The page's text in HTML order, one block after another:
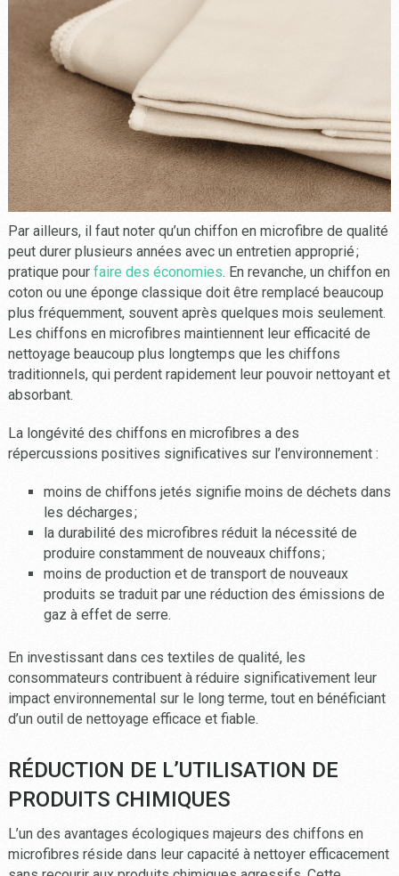
Par ailleurs, il faut noter qu’un chiffon en microfibre de qualité
peut durer plusieurs années avec un entretien approprié ;
pratique pour faire des économies. En revanche, un chiffon en
coton ou une éponge classique doit être remplacé beaucoup
plus fréquemment, souvent après quelques mois seulement.
Les chiffons en microfibres maintiennent leur efficacité de
nettoyage beaucoup plus longtemps que les chiffons
traditionnels, qui perdent rapidement leur pouvoir nettoyant et
absorbant.
La longévité des chiffons en microfibres a des
répercussions positives significatives sur l’environnement :
moins de chiffons jetés signifie moins de déchets dans
les décharges ;
la durabilité des microfibres réduit la nécessité de
produire constamment de nouveaux chiffons ;
moins de production et de transport de nouveaux
produits se traduit par une réduction des émissions de
gaz à effet de serre.
En investissant dans ces textiles de qualité, les
consommateurs contribuent à réduire significativement leur
impact environnemental sur le long terme, tout en bénéficiant
d’un outil de nettoyage efficace et fiable.
RÉDUCTION DE L’UTILISATION DE
PRODUITS CHIMIQUES
L’un des avantages écologiques majeurs des chiffons en
microfibres réside dans leur capacité à nettoyer efficacement